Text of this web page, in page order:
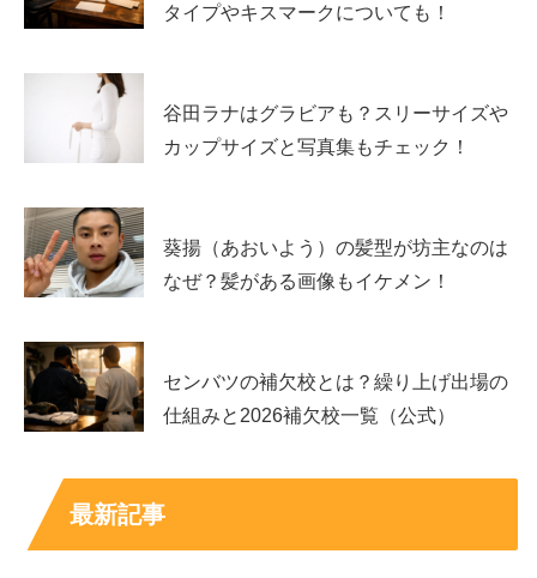
タイプやキスマークについても！
谷田ラナはグラビアも？スリーサイズや
カップサイズと写真集もチェック！
葵揚（あおいよう）の髪型が坊主なのは
なぜ？髪がある画像もイケメン！
センバツの補欠校とは？繰り上げ出場の
仕組みと2026補欠校一覧（公式）
最新記事